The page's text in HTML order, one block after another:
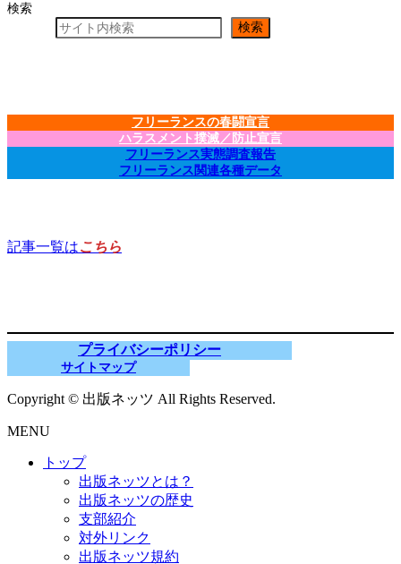
検索
検索
フリーランスの春闘宣言
ハラスメント撲滅／防止宣言
フリーランス実態調査報告
フリーランス関連各種データ
記事一覧はこちら
プライバシーポリシー
サイトマップ
Copyright © 出版ネッツ All Rights Reserved.
MENU
トップ
出版ネッツとは？
出版ネッツの歴史
支部紹介
対外リンク
出版ネッツ規約